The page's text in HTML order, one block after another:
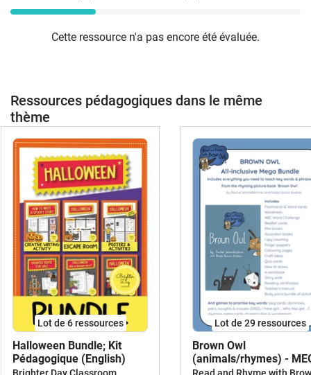
Cette ressource n'a pas encore été évaluée.
Ressources pédagogiques dans le même
thème
Lot de 6 ressources
Halloween Bundle; Kit
Pédagogique (English)
Lot de 29 ressources
Brown Owl
(animals/rhymes) -
BUNDLE